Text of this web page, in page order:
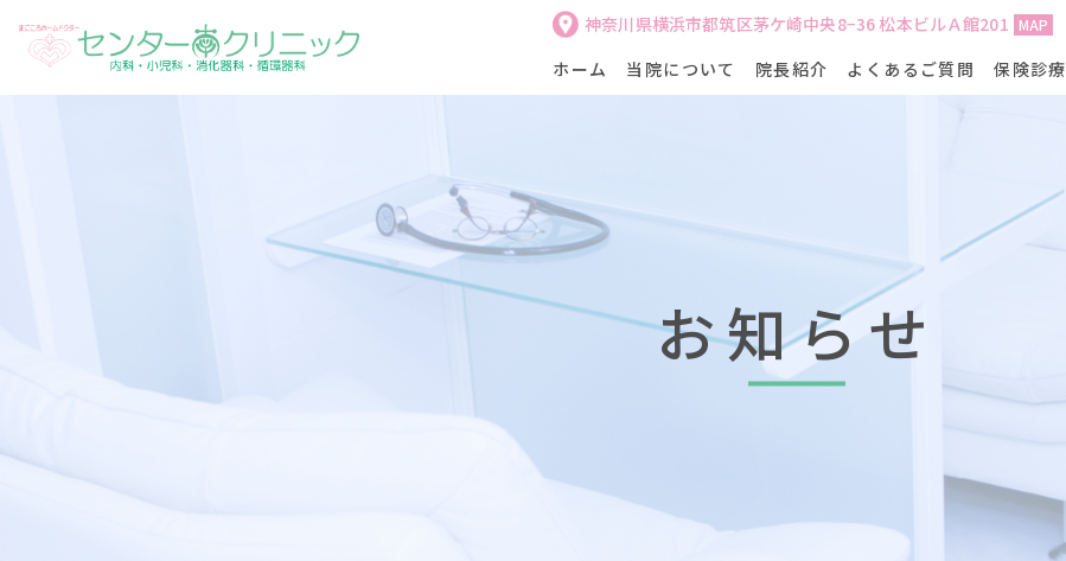
神奈川県横浜市都筑区茅ケ崎中央8−36 松本ビルＡ館201 MAP
ホーム
当院について 院長紹介 よくあるご質問 保険診療
お知らせ